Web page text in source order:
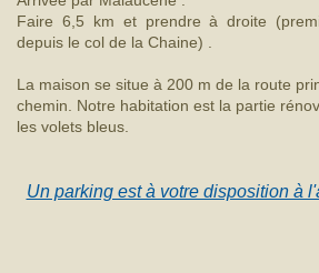
Faire 6,5 km et prendre à droite
depuis le col de la Chaine) .
La maison se situe à 200 m de la route
chemin. Notre habitation est la partie
les volets bleus.
Un parking est à votre disposition à